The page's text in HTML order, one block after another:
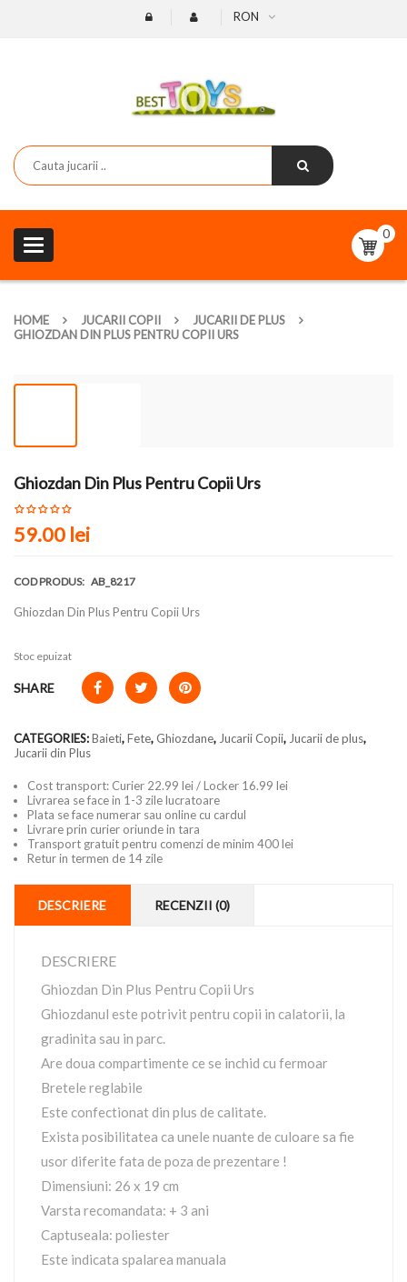
RON
Toggle
navigation
0
HOME JUCARII COPII
JUCARII DE PLUS
GHIOZDAN DIN PLUS PENTRU COPII URS
Ghiozdan Din Plus Pentru Copii Urs
59.00 lei
COD PRODUS: AB_8217
Ghiozdan Din Plus Pentru Copii Urs
Stoc epuizat
SHARE
CATEGORIES:Baieti,Fete, Ghiozdane, Jucarii Copii, Jucarii de plus,
Jucarii din Plus
Cost transport: Curier 22.99 lei / Locker 16.99 lei
Livrarea se face in 1-3 zile lucratoare
Plata se face numerar sau online cu cardul
Livrare prin curier oriunde in tara
Transport gratuit pentru comenzi de minim 400 lei
Retur in termen de 14 zile
DESCRIERE RECENZII (0)
DESCRIERE
Ghiozdan Din Plus Pentru Copii Urs
Ghiozdanul este potrivit pentru copii in calatorii, la
gradinita sau in parc.
Are doua compartimente ce se inchid cu fermoar
Bretele reglabile
Este confectionat din plus de calitate.
Exista posibilitatea ca unele nuante de culoare sa fie
usor diferite fata de poza de prezentare !
Dimensiuni: 26 x 19 cm
Varsta recomandata: + 3 ani
Captuseala: poliester
Este indicata spalarea manuala